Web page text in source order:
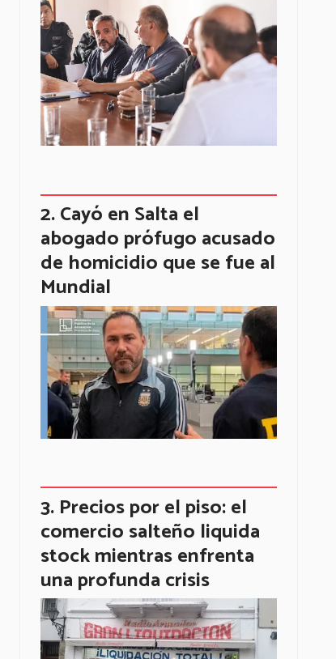
Cayó en Salta el
abogado prófugo acusado
de homicidio que se fue al
Mundial
Precios por el piso: el
comercio salteño liquida
stock mientras enfrenta
una profunda crisis